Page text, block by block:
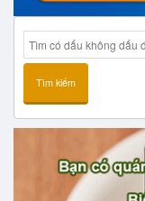
Tìm kiếm